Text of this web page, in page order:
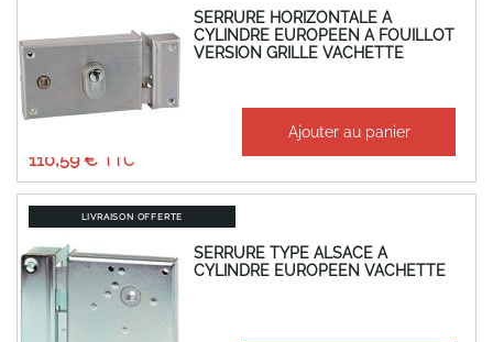
SERRURE HORIZONTALE A
CYLINDRE EUROPEEN A FOUILLOT
VERSION GRILLE VACHETTE
À partir de
110,59 €
Ajouter au panier
LIVRAISON OFFERTE
SERRURE TYPE ALSACE A
CYLINDRE EUROPEEN VACHETTE